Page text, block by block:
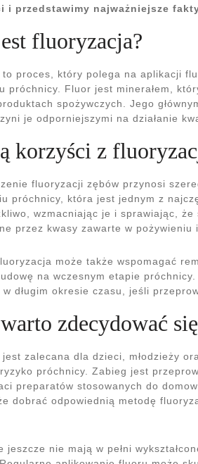
i przedstawimy najważniejsze
fluoryzacja?
to proces, który polega na aplikacji
próchnicy. Fluor jest minerałem,
spożywczych. Jego
je odporniejszymi na działanie
korzyści z
fluoryzacji zębów przynosi
próchnicy, która jest jednym z
wzmacniając je i sprawiając,
przez kwasy zawarte w pożywieniu
może także wspomagać
na wczesnym etapie
długim okresie czasu, jeśli
zdecydować
zalecana dla dzieci, młodzieży
próchnicy. Zabieg jest
preparatów stosowanych do
dobrać odpowiednią metodę
jeszcze nie mają w pełni